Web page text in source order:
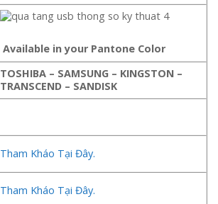
Available in your Pantone Color
TOSHIBA – SAMSUNG – KINGSTON –
TRANSCEND – SANDISK
Tham Kháo Tại Đây.
Tham Kháo Tại Đây.